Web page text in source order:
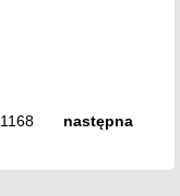
1168 następna